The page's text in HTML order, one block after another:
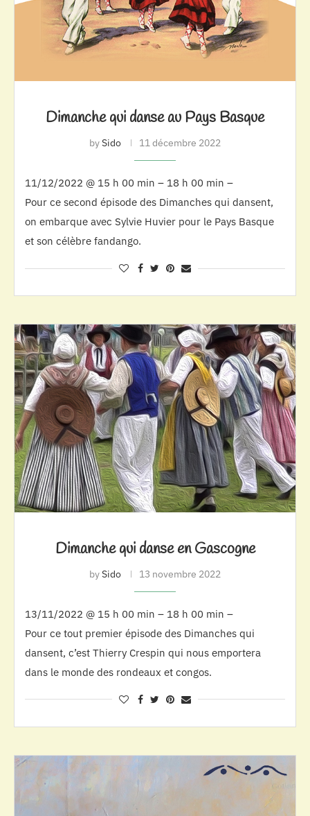
Dimanche qui danse au Pays Basque
bySido 11 décembre 2022
11/12/2022 @ 15 h 00 min – 18 h 00 min –
Pour ce second épisode des Dimanches qui dansent,
on embarque avec Sylvie Huvier pour le Pays Basque
et son célèbre fandango.
Dimanche qui danse en Gascogne
bySido 13 novembre 2022
13/11/2022 @ 15 h 00 min – 18 h 00 min –
Pour ce tout premier épisode des Dimanches qui
dansent, c’est Thierry Crespin qui nous emportera
dans le monde des rondeaux et congos.